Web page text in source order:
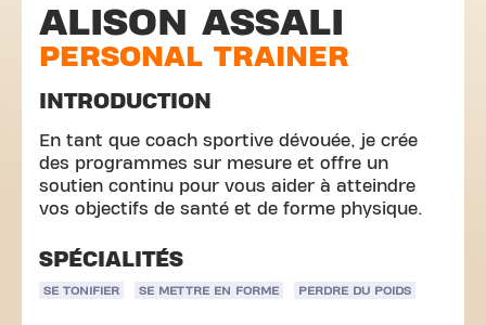
ALISON ASSALI
PERSONAL TRAINER
INTRODUCTION
En tant que coach sportive dévouée, je crée
des programmes sur mesure et offre un
soutien continu pour vous aider à atteindre
vos objectifs de santé et de forme physique.
SPÉCIALITÉS
SE TONIFIER SE METTRE EN FORME PERDRE DU POIDS